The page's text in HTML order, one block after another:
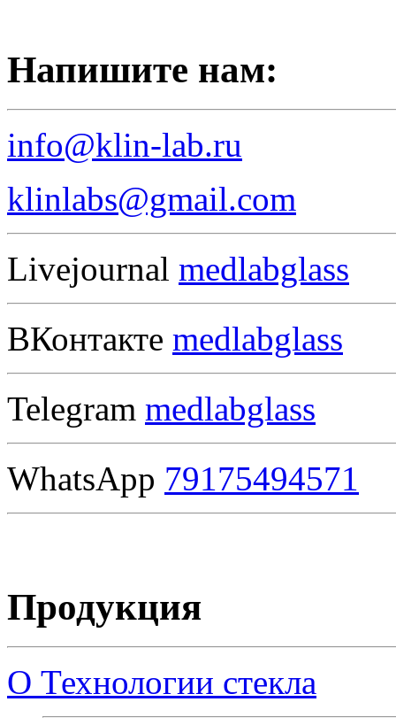
Напишите нам:
info@klin-lab.ru
klinlabs@gmail.com
Livejournal medlabglass
ВКонтакте medlabglass
Telegram medlabglass
WhatsApp 79175494571
Продукция
О Технологии стекла